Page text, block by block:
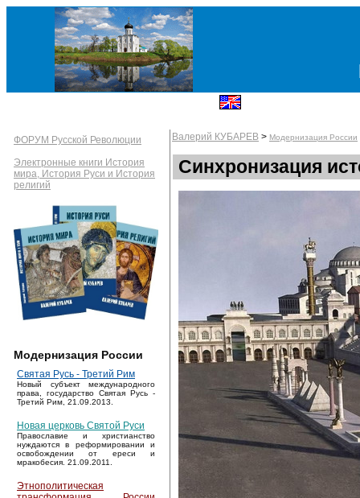
ФОРУМ Русской Революции
Электронные книги История
мира, История Руси и История
религий
Модернизация России
Святая Русь - Третий Рим
Новый субъект международного
права, государство Святая Русь -
Третий Рим, 21.09.2013.
Новая церковь Святой Руси
Православие и христианство
нуждаются в реформировании и
освобождении от ереси и
мракобесия. 21.09.2011.
Этнополитическая
Валерий КУБАРЕВ > Модернизация России
Синхронизация